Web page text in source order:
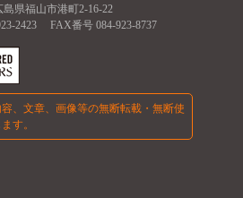
県福山市港町2-16-22
2423 FAX番号 084-923-8737
、文章、画像等の無断転載・無断使
す。